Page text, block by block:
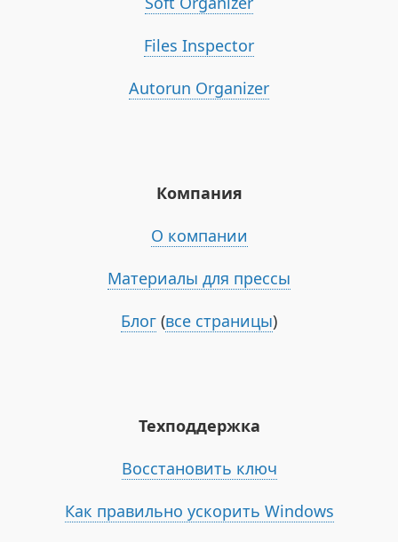
Files Inspector
Autorun Organizer
Компания
О компании
Материалы для прессы
Блог (все страницы)
Техподдержка
Восстановить ключ
Как правильно ускорить Windows